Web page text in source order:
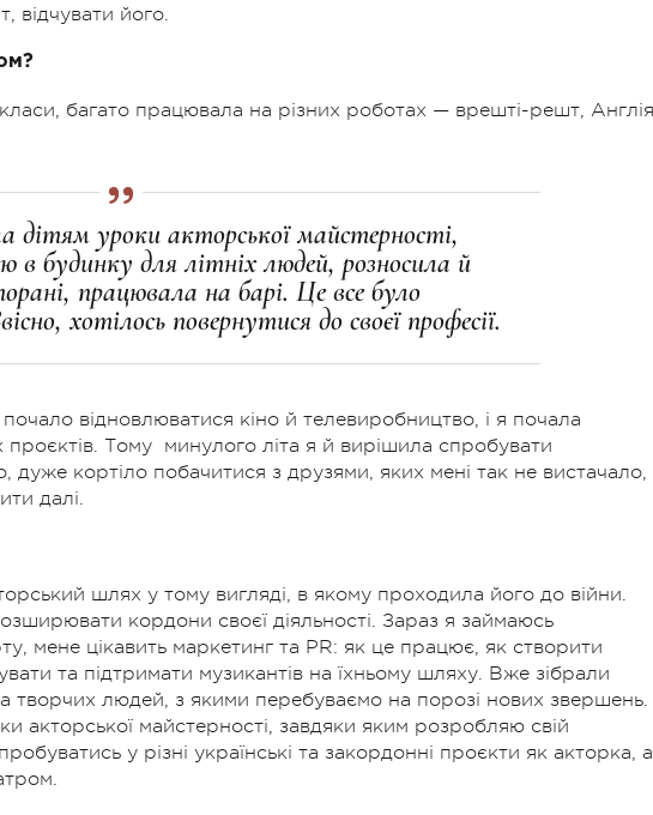
відчувати його.
багато працювала на різних роботах — врешті-решт, Англія
уроки акторської майстерності,
в будинку для літніх людей, розносила й
працювала на барі. Це все було
хотілось повернутися до своєї професії.
відновлюватися кіно й телевиробництво, і я почала
проєктів. Тому
минулого літа я й вирішила спробувати
дуже кортіло побачитися з друзями, яких мені так не вистачало,
далі.
шлях у тому вигляді, в якому проходила його до війни.
кордони своєї діяльності. Зараз я займаюсь
мене цікавить маркетинг та PR: як це працює, як створити
та підтримати музикантів на їхньому шляху. Вже зібрали
творчих людей, з якими перебуваємо на порозі нових звершень.
акторської майстерності, завдяки яким розробляю свій
у різні українські та закордонні проєкти як акторка, а